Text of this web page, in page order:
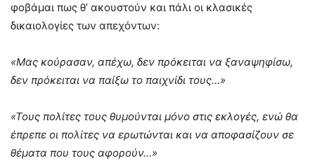
φοβάμαι πως θ’ ακουστούν και πάλι οι κλασικές
δικαιολογίες των απεχόντων:
«Μας κούρασαν, απέχω, δεν πρόκειται να ξαναψηφίσω,
δεν πρόκειται να παίξω το παιχνίδι τους…»
«Τους πολίτες τους θυμούνται μόνο στις εκλογές, ενώ θα
έπρεπε οι πολίτες να ερωτώνται και να αποφασίζουν σε
θέματα που τους αφορούν…»